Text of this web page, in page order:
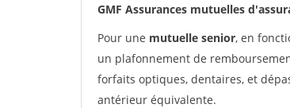
GMF Assurances mutuelles
Pour une mutuelle senior, en
un plafonnement de
forfaits optiques, dentaires, et
antérieur équivalente.